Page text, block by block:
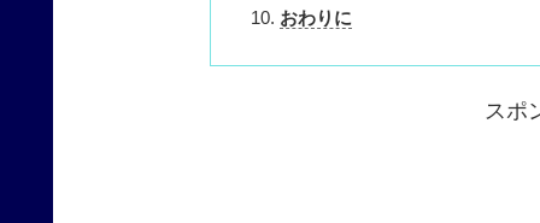
おわりに
スポ